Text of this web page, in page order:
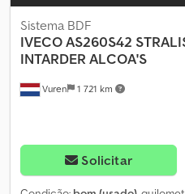
Vuren 1 721 km
Sistema BDF
IVECOAS260S42
INTARDER ALCOA'S
Solicitar